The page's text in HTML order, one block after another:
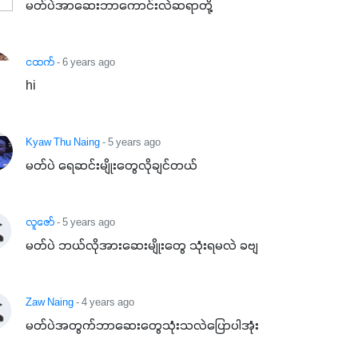
မတ်ပဲအာဆေးဘာကောင်းလဲဆရာတို့
ငထက်- 6 years ago
hi
Kyaw Thu Naing- 5 years ago
မတ်ပဲ ရေဆင်းမျိုးတွေလိုချင်တယ်
လူဇော်- 5 years ago
မတ်ပဲ ဘယ်လိုအားဆေးမျိုးတွေ သုံးရမလဲ ခဗျ
Zaw Naing- 4 years ago
မတ်ပဲအတွက်ဘာဆေးတွေသုံးသလဲ‌ပြောပါအုံး